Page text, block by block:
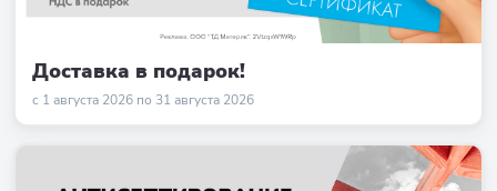
Доставка в подарок!
с 1 августа 2026 по 31 августа 2026